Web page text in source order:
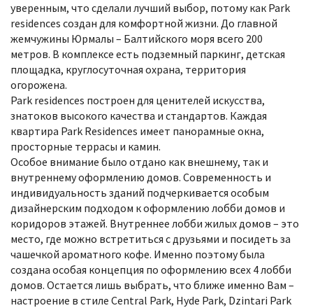
уверенным, что сделали лучший выбор, потому как Park
residences создан для комфортной жизни. До главной
жемчужины Юрмалы – Балтийского моря всего 200
метров. В комплексе есть подземный паркинг, детская
площадка, круглосуточная охрана, территория
огорожена.
Park residences построен для ценителей искусства,
знатоков высокого качества и стандартов. Каждая
квартира Park Residences имеет панорамные окна,
просторные террасы и камин.
Особое внимание было отдано как внешнему, так и
внутреннему оформлению домов. Современность и
индивидуальность зданий подчеркивается особым
дизайнерским подходом к оформлению лобби домов и
коридоров этажей. Внутреннее лобби жилых домов – это
место, где можно встретиться с друзьями и посидеть за
чашечкой ароматного кофе. Именно поэтому была
создана особая концепция по оформлению всех 4 лобби
домов. Остается лишь выбрать, что ближе именно Вам –
настроение в стиле Central Park, Hyde Park, Dzintari Park